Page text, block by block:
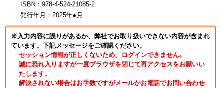
ISBN：978-4-524-21085-2
発行年月：2025年●月
※入力内容に誤りがあるか、弊社でお取り扱いできない内容が含まれ
ています。下記メッセージをご確認ください。
セッション情報が正しくないため、ログインできません｡
誠に恐れ入りますが一度ブラウザを閉じて再アクセスをお願いい
たします。
解決されない場合はお手数ですがメールかお電話でお問い合わせ